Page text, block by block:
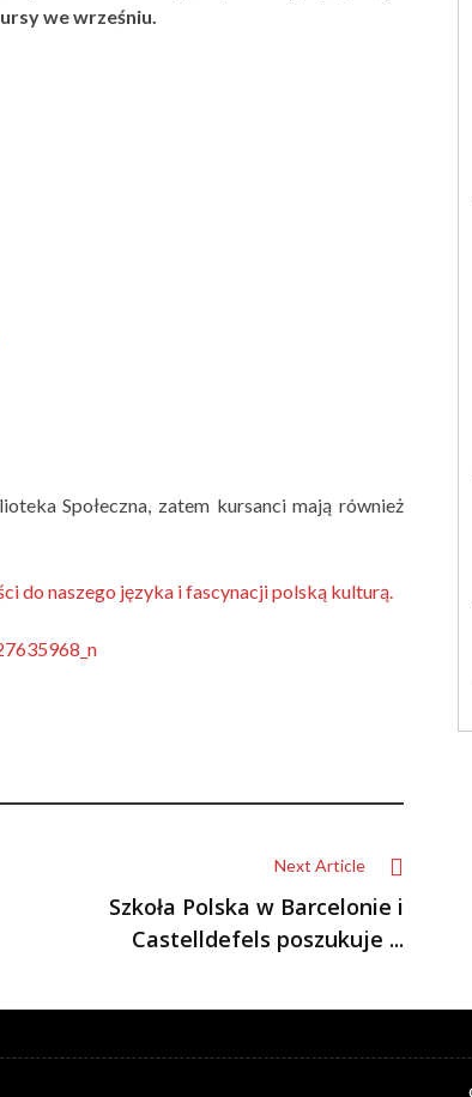
we wrześniu.
Społeczna, zatem kursanci mają również
do naszego języka i fascynacji polską kulturą.
Next Article
Szkoła Polska w Barcelonie i
Castelldefels poszukuje ...